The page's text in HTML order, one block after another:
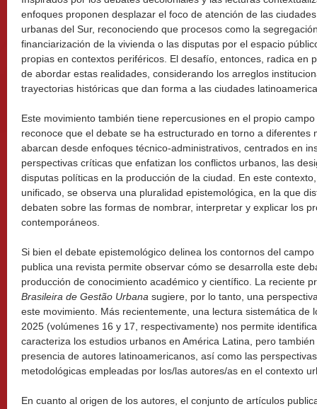
enfoques proponen desplazar el foco de atención de las
urbanas del Sur, reconociendo que procesos como la
financiarización de la vivienda o las disputas por el espacio
propias en contextos periféricos. El desafío, entonces, radica en
de abordar estas realidades, considerando los arreglos
trayectorias históricas que dan forma a las ciudades
Este movimiento también tiene repercusiones en el propio
reconoce que el debate se ha estructurado en torno a diferentes
abarcan desde enfoques técnico-administrativos, centrados en
perspectivas críticas que enfatizan los conflictos urbanos, las
disputas políticas en la producción de la ciudad. En este
unificado, se observa una pluralidad epistemológica, en la que
debaten sobre las formas de nombrar, interpretar y explicar los
contemporáneos.
Si bien el debate epistemológico delinea los contornos del
publica una revista permite observar cómo se desarrolla este
producción de conocimiento académico y científico. La reciente
Brasileira de Gestão Urbana sugiere, por lo tanto, una
este movimiento. Más recientemente, una lectura sistemática de
2025 (volúmenes 16 y 17, respectivamente) nos permite
caracteriza los estudios urbanos en América Latina, pero
presencia de autores latinoamericanos, así como las
metodológicas empleadas por los/las autores/as en el contexto
En cuanto al origen de los autores, el conjunto de artículos